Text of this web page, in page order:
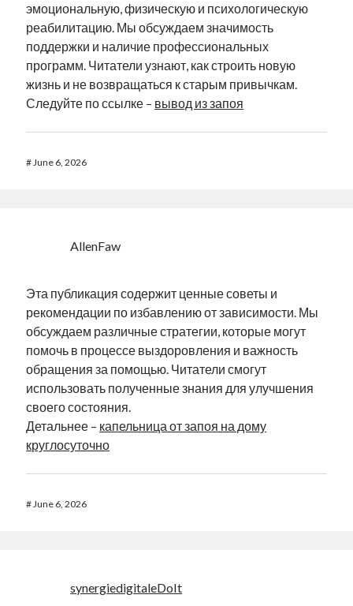
эмоциональную, физическую и психологическую
реабилитацию. Мы обсуждаем значимость
поддержки и наличие профессиональных
программ. Читатели узнают, как строить новую
жизнь и не возвращаться к старым привычкам.
Следуйте по ссылке – вывод из запоя
#June 6, 2026
AllenFaw
Эта публикация содержит ценные советы и
рекомендации по избавлению от зависимости. Мы
обсуждаем различные стратегии, которые могут
помочь в процессе выздоровления и важность
обращения за помощью. Читатели смогут
использовать полученные знания для улучшения
своего состояния.
Детальнее – капельница от запоя на дому
круглосуточно
#June 6, 2026
synergiedigitaleDoIt